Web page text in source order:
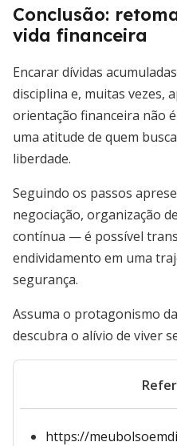
Conclusão:
vida financeira
Encarar dívidas
disciplina e, muitas vezes,
orientação financeira não
uma atitude de quem
liberdade.
Seguindo os passos
negociação, organização
contínua — é possível
endividamento em uma
segurança.
Assuma o protagonismo
descubra o alívio de viver
https://